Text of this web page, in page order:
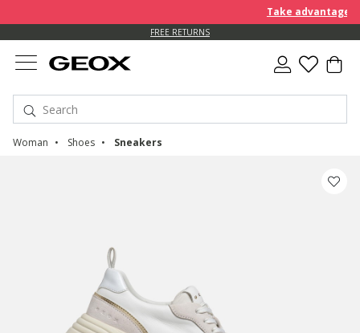
Take advantage
FREE RETURNS
Woman Shoes Sneakers